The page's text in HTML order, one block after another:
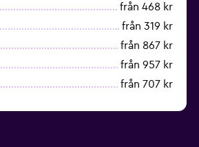
från 468 kr
från 319 kr
från 867 kr
från 957 kr
från 707 kr